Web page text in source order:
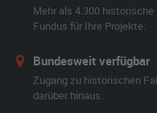
Mehr als 4.300
Fundus für Ihre Projekte.
Bundesweit verfügbar
Zugang zu historischen
darüber hinaus.